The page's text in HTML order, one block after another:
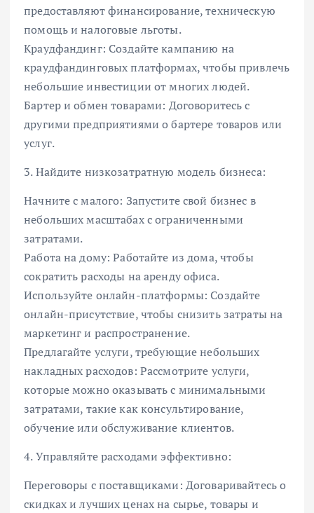
предоставляют финансирование, техническую
помощь и налоговые льготы.
Краудфандинг: Создайте кампанию на
краудфандинговых платформах, чтобы привлечь
небольшие инвестиции от многих людей.
Бартер и обмен товарами: Договоритесь с
другими предприятиями о бартере товаров или
услуг.
3. Найдите низкозатратную модель бизнеса:
Начните с малого: Запустите свой бизнес в
небольших масштабах с ограниченными
затратами.
Работа на дому: Работайте из дома, чтобы
сократить расходы на аренду офиса.
Используйте онлайн-платформы: Создайте
онлайн-присутствие, чтобы снизить затраты на
маркетинг и распространение.
Предлагайте услуги, требующие небольших
накладных расходов: Рассмотрите услуги,
которые можно оказывать с минимальными
затратами, такие как консультирование,
обучение или обслуживание клиентов.
4. Управляйте расходами эффективно:
Переговоры с поставщиками: Договаривайтесь о
скидках и лучших ценах на сырье, товары и